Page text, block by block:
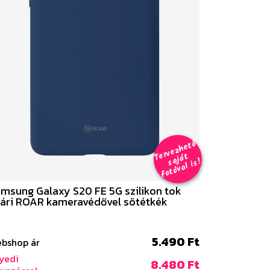
T
er
v
e
z
h
e
t
ő
s
aj
á
t
f
o
t
ó
v
al i
s
!
Galaxy S20 FE 5G szilikon tok
ROAR kameravédővel sötétkék
ár 5.490 Ft
8.480 Ft